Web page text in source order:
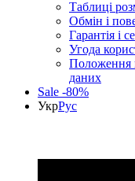
Таблиці
Обмін і
Гарантія і
Угода
Положення
даних
Sale -80%
УкрРус